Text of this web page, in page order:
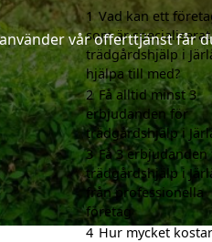
vår offerttjänst får
1 Vad kan ett
som är
trädgårdshjälp i
hjälpa till med?
2 Få alltid minst 3
erbjudanden för
trädgårdshjälp i
3 Få 3
trädgårdshjälp i
från professionella
företag
4 Hur mycket kostar